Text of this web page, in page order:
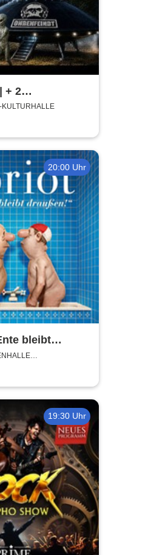
+ 2
20:00 Uhr
bleibt
19:30 Uhr